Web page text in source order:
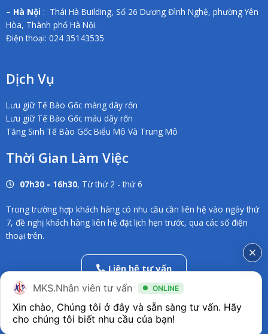
– Hà Nội : Thái Hà Building, Số 26 Dương Đình Nghệ, phường Yên
Hòa, Thành phố Hà Nội.
Điện thoại: 024 35143535
Dịch Vụ
Lưu giữ Tế Bào Gốc màng dây rốn
Lưu giữ Tế Bào Gốc máu dây rốn
Tăng Sinh Tế Bào Gốc Biểu Mô Và Trung Mô
Thời Gian Làm Việc
07h30 - 16h30, Từ thứ 2 - thứ 6
Trong trường hợp khách hàng có nhu cầu cần liên hệ vào ngày thứ
7, đề nghị khách hàng liên hệ đặt lịch hẹn trước, qua các số điện
thoại trên.
Liên hệ tư vấn
02838686546
F
a
T
w
Y
o
MKS.Nhân viên tư vấn ONLINE
Xin chào, Chúng tôi ở đây và sẵn sàng tư vấn. Hãy